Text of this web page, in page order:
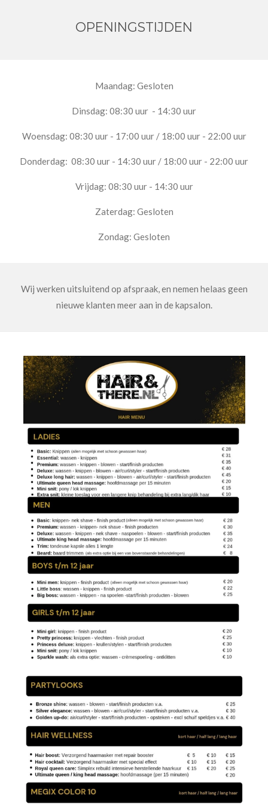
OPENINGSTIJDEN
Maandag: Gesloten
Dinsdag: 08:30 uur - 14:30 uur
Woensdag: 08:30 uur - 17:00 uur / 18:00 uur - 22:00 uur
Donderdag: 08:30 uur - 14:30 uur / 18:00 uur - 22:00 uur
Vrijdag: 08:30 uur - 14:30 uur
Zaterdag: Gesloten
Zondag: Gesloten
Wij werken uitsluitend op afspraak, en nemen helaas geen
nieuwe klanten meer aan in de kapsalon.